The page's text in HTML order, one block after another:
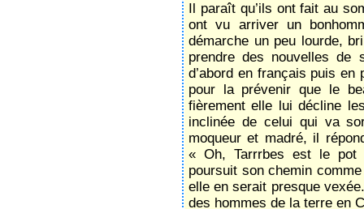
Il paraît qu’ils ont fait au
ont vu arriver un
démarche un peu lourde,
prendre des nouvelles de
d’abord en français puis
pour la prévenir que le
fièrement elle lui décline
inclinée de celui qui va
moqueur et madré, il
« Oh, Tarrrbes est le
poursuit son chemin
elle en serait presque
des hommes de la terre en